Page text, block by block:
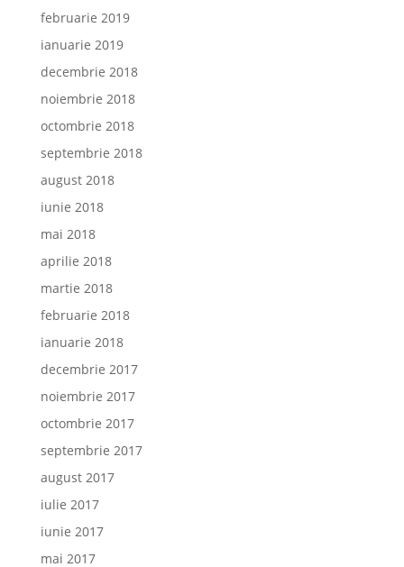
februarie 2019
ianuarie 2019
decembrie 2018
noiembrie 2018
octombrie 2018
septembrie 2018
august 2018
iunie 2018
mai 2018
aprilie 2018
martie 2018
februarie 2018
ianuarie 2018
decembrie 2017
noiembrie 2017
octombrie 2017
septembrie 2017
august 2017
iulie 2017
iunie 2017
mai 2017